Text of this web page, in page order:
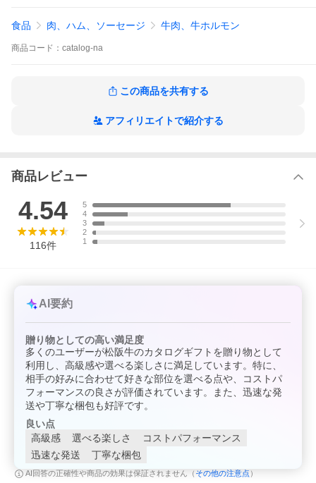
IA-6松阪牛しぐれ煮60g×2個
●有効期限：6ヶ月
御中元 お中元 御歳暮 お歳暮 母の日 父の日 敬老の日 記念品 誕生
お礼 御礼 内祝 お祝い返し 結婚祝 結婚内祝 出産内祝 快気祝 和牛
お肉 松坂牛 グルメ 爆買
同梱について
●ご予算に応じて別のタイプもございます。
※12月〜2月は出荷が大変混み合います為、引換商品のお届けが非
常に遅れますことをご了承ください。
※12月中の引換受付は、12/10締切（当日消印有効）とさせていた
だきます。
食品 肉、ハム、ソーセージ 牛肉、牛ホルモン
商品 コード： catalog-na
この商品を共有する
アフィリエイトで紹介する
商品レビュー
4.54
116件
5
4
3
2
1
AI要約
贈り物としての高い満足度
多くのユーザーが松阪牛のカタログギフトを贈り物として
利用し、高級感や選べる楽しさに満足しています。特に、
相手の好みに合わせて好きな部位を選べる点や、コストパ
フォーマンスの良さが評価されています。また、迅速な発
送や丁寧な梱包も好評です。
良い点
高級感
選べる楽しさ
コストパフォーマンス
迅速な発送
丁寧な梱包
AI回答の正確性や商品の効果は保証されません（ その他の注意点 ）